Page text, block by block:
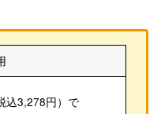
込3,278円）で